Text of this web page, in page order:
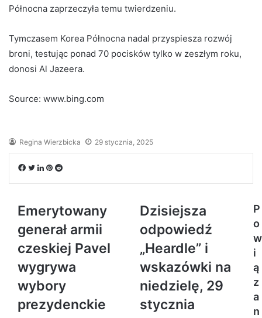
Północna zaprzeczyła temu twierdzeniu.
Tymczasem Korea Północna nadal przyspiesza rozwój
broni, testując ponad 70 pocisków tylko w zeszłym roku,
donosi Al Jazeera.
Source: www.bing.com
Regina Wierzbicka 29 stycznia, 2025
Facebook
Twitter
LinkedIn
Pinterest
Reddit
Emerytowany
generał armii
czeskiej Pavel
wygrywa
wybory
prezydenckie
Dzisiejsza
odpowiedź
„Heardle” i
wskazówki na
niedzielę, 29
stycznia
P
o
w
i
ą
z
a
n